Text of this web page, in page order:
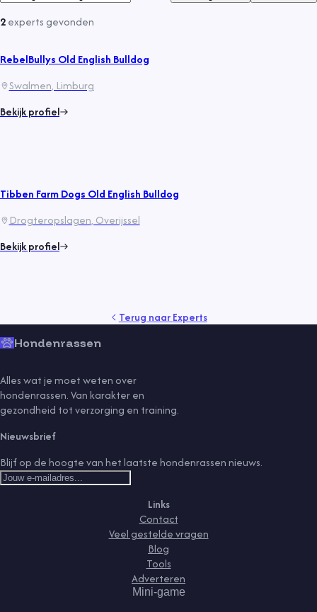
2experts gevonden
RebelBullys Old English Bulldog
Swalmen, Limburg
Bekijk profiel
Tibben Farm Dogs Old English Bulldog
Drogteropslagen, Overijssel
Bekijk profiel
Terug naarExperts
Hondenrassen
Alles wat je moet weten over
hondenrassen. Van karakter en
gezondheid tot verzorging en training.
Nieuwsbrief
Blijf op de hoogte van het laatste hondenrassen nieuws.
Links
Contact
Veel gestelde vragen
Blog
Tools
Adverteren
Mini-game